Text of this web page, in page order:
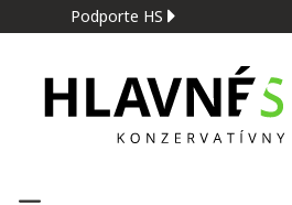
Podporte HS